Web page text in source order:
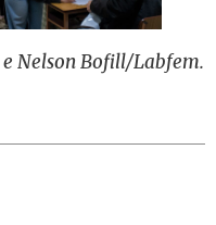
Nelson Bofill/Labfem.